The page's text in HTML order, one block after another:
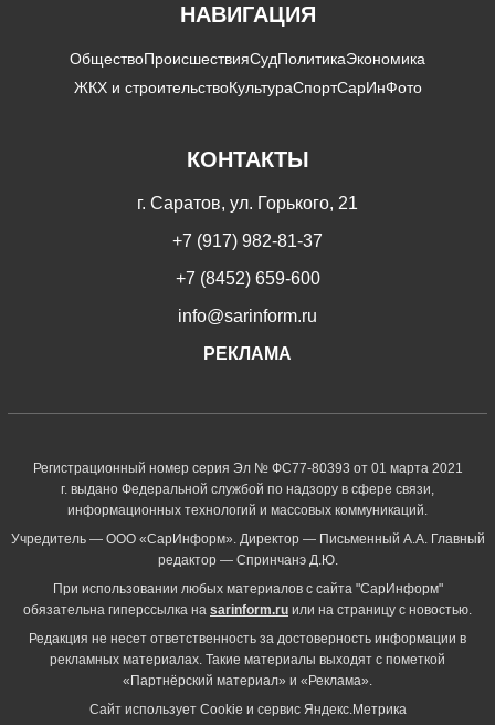
НАВИГАЦИЯ
ОбществоПроисшествияСудПолитикаЭкономика
ЖКХ и строительствоКультураСпортСарИнФото
КОНТАКТЫ
г. Саратов, ул. Горького, 21
+7 (917) 982-81-37
+7 (8452) 659-600
info@sarinform.ru
РЕКЛАМА
Регистрационный номер серия Эл № ФС77-80393 от 01 марта 2021
г. выдано Федеральной службой по надзору в сфере связи,
информационных технологий и массовых коммуникаций.
Учредитель — ООО «СарИнформ». Директор — Письменный А.А. Главный
редактор — Спринчанэ Д.Ю.
При использовании любых материалов с сайта "СарИнформ"
обязательна гиперссылка на sarinform.ru или на страницу с новостью.
Редакция не несет ответственность за достоверность информации в
рекламных материалах. Такие материалы выходят с пометкой
«Партнёрский материал» и «Реклама».
Сайт использует Cookie и сервиc Яндекс.Метрика